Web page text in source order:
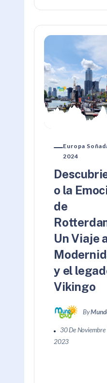
Europa
2024
o la
de
Un Viaje
y el
Vikingo
By
30 De Noviembre
2023